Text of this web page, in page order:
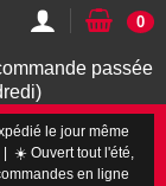
passée
0
le jour même
☀️ Ouvert tout l'été,
en ligne